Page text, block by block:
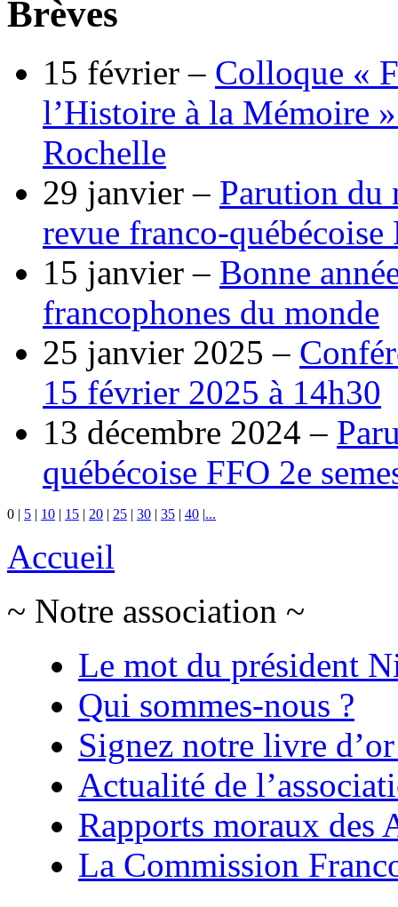
Brèves
15 février – Colloque «
l’Histoire à la Mémoire
Rochelle
29 janvier – Parution du
revue franco-québécoise
15 janvier – Bonne
francophones du monde
25 janvier 2025 –
15 février 2025 à 14h30
13 décembre 2024 –
québécoise FFO 2e
0 | 5 | 10 | 15 | 20 | 25 | 30 | 35 | 40 |...
Accueil
~ Notre association ~
Le mot du président
Qui sommes-nous ?
Signez notre livre
Actualité de
Rapports moraux des
La Commission